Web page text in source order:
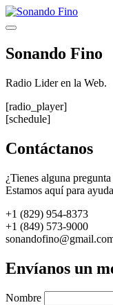
Saltar
al
Menú
Sonando Fino
Radio Lider en la Web.
[radio_player]
[schedule]
Contáctanos
¿Tienes alguna
Estamos aquí para
+1 (829) 954-8373
+1 (849) 573-9000
Envíanos un
Nombre